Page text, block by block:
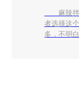
麻辣拌
者选择这
多，不明